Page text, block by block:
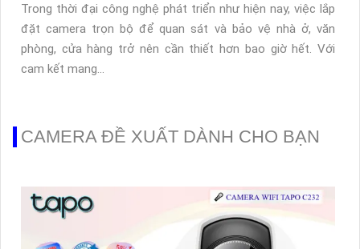
Trong thời đại công nghệ phát triển như hiện nay, việc lắp
đặt camera trọn bộ để quan sát và bảo vệ nhà ở, văn
phòng, cửa hàng trở nên cần thiết hơn bao giờ hết. Với
cam kết mang...
CAMERA ĐỀ XUẤT DÀNH CHO BẠN